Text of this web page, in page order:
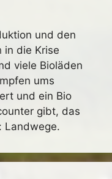
und den
in die Krise
viele Bioläden
ums
und ein Bio
gibt, das
Landwege.